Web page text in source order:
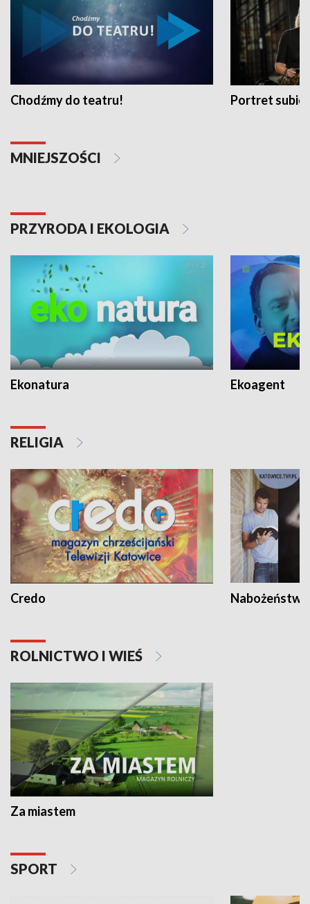
Chodźmy do teatru! Portret
MNIEJSZOŚCI
PRZYRODA I EKOLOGIA
Ekonatura Ekoagent
RELIGIA
Credo
ROLNICTWO I WIEŚ
Za miastem
SPORT